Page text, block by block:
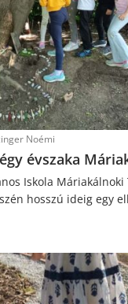
Noémi
évszaka
Iskola Máriakálnoki
hosszú ideig egy